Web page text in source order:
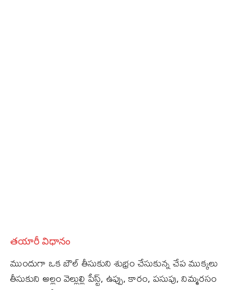
తయారీ విధానం
ముందుగా ఒక బౌల్ తీసుకుని శుభ్రం చేసుకున్న చేప ముక్కలు
తీసుకుని అల్లం వెల్లుల్లి పేస్ట్, ఉప్పు, కారం, పసుపు, నిమ్మరసం